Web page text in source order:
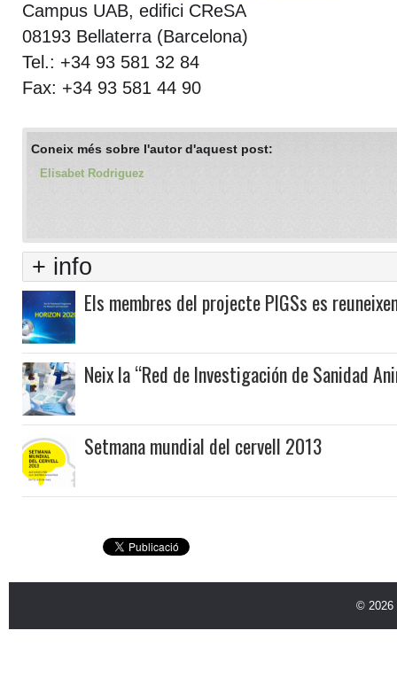
Campus UAB, edifici CReSA
08193 Bellaterra (Barcelona)
Tel.: +34 93 581 32 84
Fax: +34 93 581 44 90
Coneix més sobre l'autor d'aquest post:
Elisabet Rodriguez
+ info
Els membres del projecte PIGSs es
Neix la “Red de Investigación de Sanidad
Setmana mundial del cervell 2013
© 2026